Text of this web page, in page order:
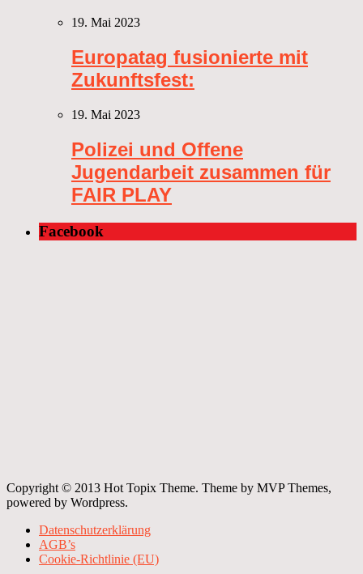
19. Mai 2023
Europatag fusionierte mit
Zukunftsfest:
19. Mai 2023
Polizei und Offene
Jugendarbeit zusammen für
FAIR PLAY
Facebook
Copyright © 2013 Hot Topix Theme. Theme by MVP Themes,
powered by Wordpress.
Datenschutzerklärung
AGB’s
Cookie-Richtlinie (EU)